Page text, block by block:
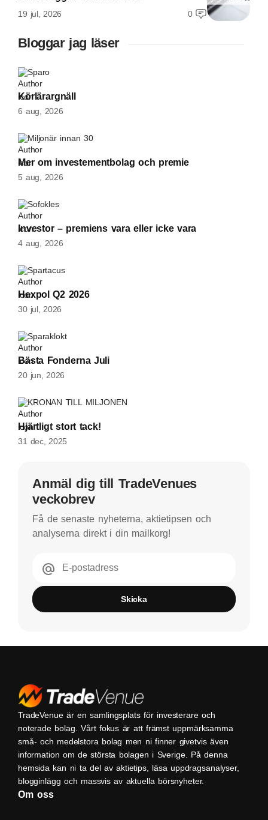
19 jul, 2026 0
Bloggar jag läser
Sparo
Körlärargnäll
6 aug, 2026
Miljonär innan 30
Mer om investementbolag och premie
5 aug, 2026
Sofokles
Investor – premiens vara eller icke vara
4 aug, 2026
Spartacus
Hexpol Q2 2026
30 jul, 2026
Sparaklokt
Bästa Fonderna Juli
20 jun, 2026
KRONAN TILL MILJONEN
Hjärtligt stort tack!
31 dec, 2025
Anmäl dig till TradeVenues
veckobrev
Få de senaste nyheterna, aktietipsen och
analyserna direkt i din mailkorg!
E-postadress
Skicka
TradeVenue är en samlingsplats för investerare och
noterade bolag. Vårt fokus är att främst uppmärksamma
små- och medelstora bolag men ni finner givetvis även
information om de största bolagen i Sverige. På denna
hemsida kan ni ta del av aktietips, läsa uppdragsanalyser,
blogginlägg och massvis av aktuella börsnyheter.
Om oss